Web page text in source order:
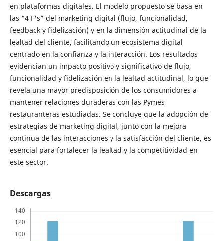
en plataformas digitales. El modelo propuesto se basa en
las “4 F's” del marketing digital (flujo, funcionalidad,
feedback y fidelización) y en la dimensión actitudinal de la
lealtad del cliente, facilitando un ecosistema digital
centrado en la confianza y la interacción. Los resultados
evidencian un impacto positivo y significativo de flujo,
funcionalidad y fidelización en la lealtad actitudinal, lo que
revela una mayor predisposición de los consumidores a
mantener relaciones duraderas con las Pymes
restauranteras estudiadas. Se concluye que la adopción de
estrategias de marketing digital, junto con la mejora
continua de las interacciones y la satisfacción del cliente, es
esencial para fortalecer la lealtad y la competitividad en
este sector.
Descargas